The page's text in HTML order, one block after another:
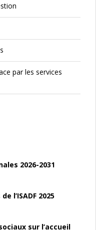
par les services
2026-2031
l’ISADF 2025
sur l’accueil